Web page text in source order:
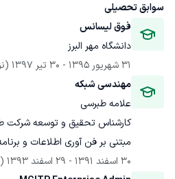
سوابق تحصیلی
فوق لیسانس
دانشگاه مهر البرز
31 شهریور 1395
- 30 تیر 1397
مهندسی شبکه
علامه طبرسی
کارشناس تحقیق و توسعه شرکت
مبتنی بر فن آوری اطلاعات و
30 اسفند 1391
- 29 اسفند 1393